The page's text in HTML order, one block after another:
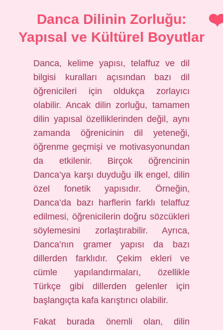
Danca Dilinin Zorluğu:
Yapısal ve Kültürel Boyutlar
Danca, kelime yapısı, telaffuz ve dil
bilgisi kuralları açısından bazı dil
öğrenicileri için oldukça zorlayıcı
olabilir. Ancak dilin zorluğu, tamamen
dilin yapısal özelliklerinden değil, aynı
zamanda öğrenicinin dil yeteneği,
öğrenme geçmişi ve motivasyonundan
da etkilenir. Birçok öğrencinin
Danca’ya karşı duyduğu ilk engel, dilin
özel fonetik yapısıdır. Örneğin,
Danca’da bazı harflerin farklı telaffuz
edilmesi, öğrenicilerin doğru sözcükleri
söylemesini zorlaştırabilir. Ayrıca,
Danca’nın gramer yapısı da bazı
dillerden farklıdır. Çekim ekleri ve
cümle yapılandırmaları, özellikle
Türkçe gibi dillerden gelenler için
başlangıçta kafa karıştırıcı olabilir.
Fakat burada önemli olan, dilin